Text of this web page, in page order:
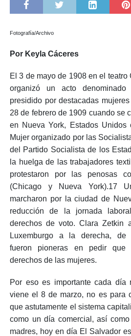
Fotografía/Archivo
Por Keyla Cáceres
El 3 de mayo de 1908 en el teatro
organizó un acto
presidido por destacadas
28 de febrero de 1909 cuando se
en Nueva York, Estados
Mujer organizado por las
del Partido Socialista de los
la huelga de las trabajadores
protestaron por las penosas
(Chicago y Nueva York).17​
marcharon por la ciudad de
reducción de la jornada
derechos de voto. Clara Zetkin
Luxemburgo a la derecha, de
fueron pioneras en pedir que
derechos de las mujeres.
Por eso es importante cada día
viene el 8 de marzo, no es para
que astutamente el sistema
como un día comercial, así
madres, hoy en día El Salvador